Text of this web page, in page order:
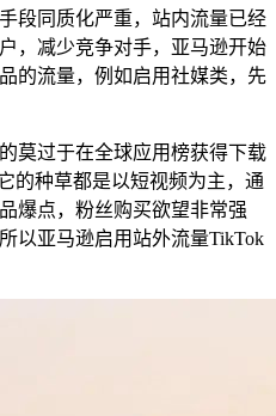
同质化严重，站内流量已经
，减少竞争对手，亚马逊开始
的流量，例如启用社媒类，先
莫过于在全球应用榜获得下载
的种草都是以短视频为主，通
爆点，粉丝购买欲望非常强
以亚马逊启用站外流量TikTok